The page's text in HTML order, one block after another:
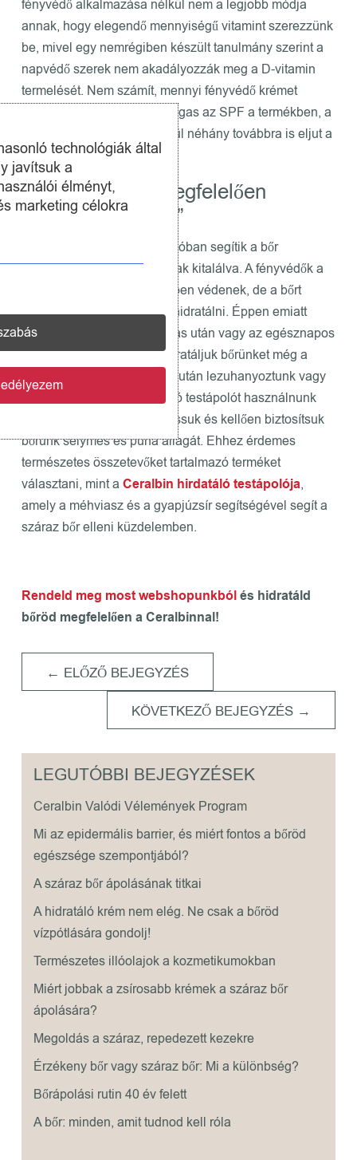
fényvédő alkalmazása nélkül nem a legjobb módja
annak, hogy elegendő mennyiségű vitamint szerezzünk
be, mivel egy nemrégiben készült tanulmány szerint a
napvédő szerek nem akadályozzák meg a D-vitamin
termelését. Nem számít, mennyi fényvédő krémet
használunk vagy milyen magas az SPF a termékben, a
nap ultraibolya sugarai közül néhány továbbra is eljut a
bőr mélyére.
5. „A fényvédő megfelelően
hidratálja bőrünk.”
Noha a fényvédőkrémek valóban segítik a bőr
hidratálását, nem erre vannak kitalálva. A fényvédők a
nap káros sugaraival szemben védenek, de a bőrt
megfelelően nem képesek hidratálni. Éppen emiatt
nagyon fontos, hogy napozás után vagy az egésznapos
teendők elvégzése után hidratáljuk bőrünket még a
nyári időszakban is. Este miután lezuhanyoztunk vagy
fürödtünk, érdemes hidratáló testápolót használnunk
bőrünkön, hogy megnyugtassuk és kellően biztosítsuk
bőrünk selymes és puha állagát. Ehhez érdemes
természetes összetevőket tartalmazó terméket
választani, mint a Ceralbin hirdatáló testápolója,
amely a méhviasz és a gyapjúzsír segítségével segít a
száraz bőr elleni küzdelemben.
Rendeld meg most webshopunkbólés hidratáld
bőröd megfelelően a Ceralbinnal!
← ELŐZŐ BEJEGYZÉS
KÖVETKEZŐ BEJEGYZÉS →
LEGUTÓBBI BEJEGYZÉSEK
Ceralbin Valódi Vélemények Program
Mi az epidermális barrier, és miért fontos a bőröd
egészsége szempontjából?
A száraz bőr ápolásának titkai
A hidratáló krém nem elég. Ne csak a bőröd
vízpótlására gondolj!
Természetes illóolajok a kozmetikumokban
Miért jobbak a zsírosabb krémek a száraz bőr
ápolására?
Megoldás a száraz, repedezett kezekre
Érzékeny bőr vagy száraz bőr: Mi a különbség?
Bőrápolási rutin 40 év felett
A bőr: minden, amit tudnod kell róla
technológiák által
javítsuk a
élményt,
marketing célokra